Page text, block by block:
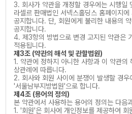
3. 회사가 약관을 개정할 경우에는 시행일
라셀르 판매법인 서넥스홀딩스 홈페이지에
공지합니다. 단, 회원에게 불리한 내용의
공지합니다.
4. 제3항의 방법으로 변경 고지된 약관은
적용됩니다.
제3조 (약관의 해석 및 관할법원)
1. 약관에 정하지 아니한 사항과 이 약관의
상관례에 따릅니다.
2. 회사와 회원 사이에 분쟁이 발생할 경우
'서울남부지방법원'으로 합니다.
제4조 (용어의 정의)
본 약관에서 사용하는 용어의 정의는 다음
1. '회원'은 회사에 개인정보를 제공하여